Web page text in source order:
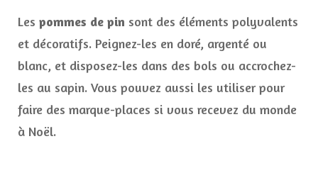
Les pommes de pin sont des éléments polyvalents
et décoratifs. Peignez-les en doré, argenté ou
blanc, et disposez-les dans des bols ou accrochez-
les au sapin. Vous pouvez aussi les utiliser pour
faire des marque-places si vous recevez du monde
à Noël.